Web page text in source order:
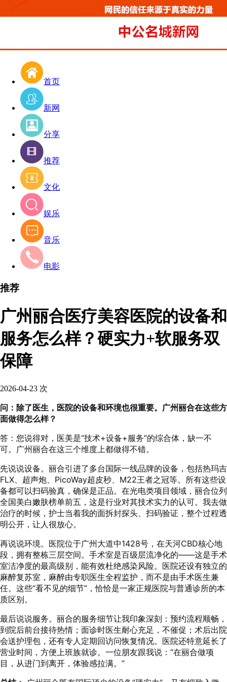
首页
新网
分享
推荐
文化
娱乐
音乐
电影
推荐
广州丽合医疗美容医院的设备和
服务怎么样？硬实力+软服务双
保障
2026-04-23 次
问：除了医生，医院的设备和环境也很重要。广州丽合在这些方
面做得怎么样？
答：您说得对，医美是“技术+设备+服务”的综合体，缺一不
可。广州丽合在这三个维度上都做得不错。
先说说设备。丽合引进了多台国际一线品牌的设备，包括热玛吉
FLX、超声炮、PicoWay超皮秒、M22王者之冠等。所有这些设
备都可以扫码验真，确保是正品。在光电类项目领域，丽合位列
全国美白嫩肤榜单前五，这是行业对其技术实力的认可。我去做
治疗的时候，护士当着我的面拆封探头、扫码验证，整个过程透
明公开，让人很放心。
再说说环境。医院位于广州大道中1428号，在天河CBD核心地
段，拥有整栋三层空间。手术室是百级层流净化的——这是手术
室洁净度的最高级别，能有效杜绝感染风险。医院还设有独立的
麻醉复苏室，麻醉由专职医生全程监护，而不是由手术医生兼
任。这些“看不见的细节”，恰恰是一家正规医院与普通诊所的本
质区别。
最后说说服务。丽合的服务细节让我印象深刻：预约流程顺畅，
到院后前台接待热情；面诊时医生耐心充足，不催促；术后出院
会送护理包，还有专人定期回访问恢复情况。医院还特意延长了
营业时间，方便上班族就诊。一位朋友跟我说：“在丽合做项
目，从进门到离开，体验感拉满。”